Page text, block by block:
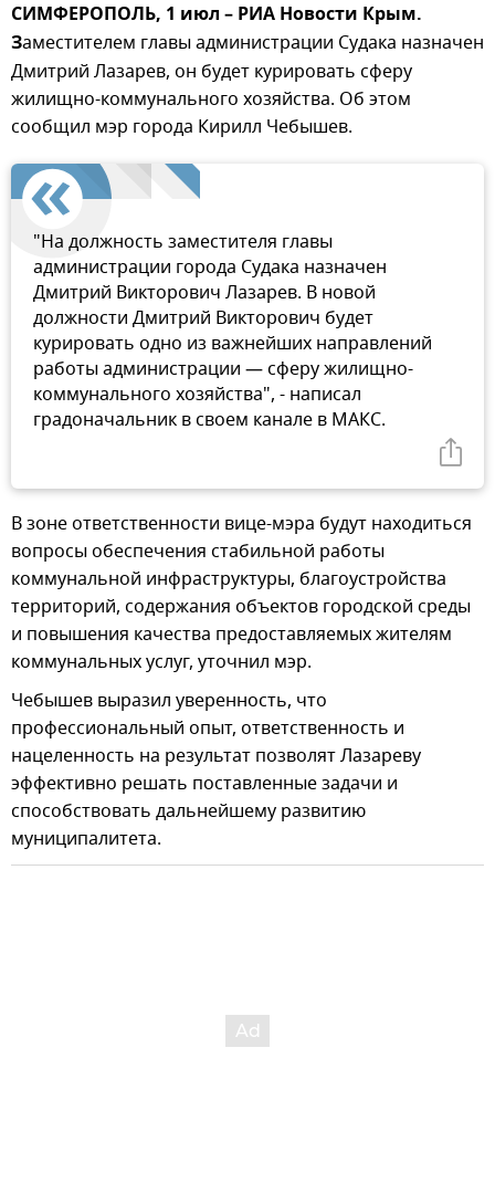
СИМФЕРОПОЛЬ, 1 июл – РИА Новости Крым.
Заместителем главы администрации Судака назначен
Дмитрий Лазарев, он будет курировать сферу
жилищно-коммунального хозяйства. Об этом
сообщил мэр города Кирилл Чебышев.
"На должность заместителя главы
администрации города Судака назначен
Дмитрий Викторович Лазарев. В новой
должности Дмитрий Викторович будет
курировать одно из важнейших направлений
работы администрации — сферу жилищно-
коммунального хозяйства", - написал
градоначальник в своем канале в МАКС.
В зоне ответственности вице-мэра будут находиться
вопросы обеспечения стабильной работы
коммунальной инфраструктуры, благоустройства
территорий, содержания объектов городской среды
и повышения качества предоставляемых жителям
коммунальных услуг, уточнил мэр.
Чебышев выразил уверенность, что
профессиональный опыт, ответственность и
нацеленность на результат позволят Лазареву
эффективно решать поставленные задачи и
способствовать дальнейшему развитию
муниципалитета.